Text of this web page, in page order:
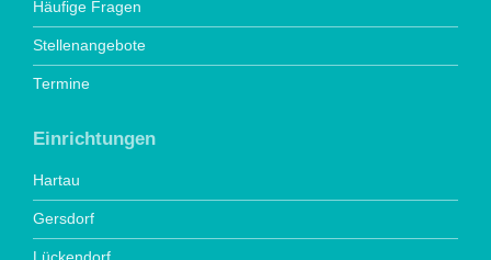
Häufige Fragen
Stellenangebote
Termine
Einrichtungen
Hartau
Gersdorf